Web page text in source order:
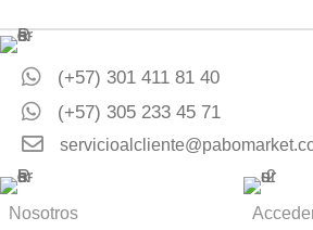
(+57) 301 411 81 40
(+57) 305 233 45 71
Nosotros